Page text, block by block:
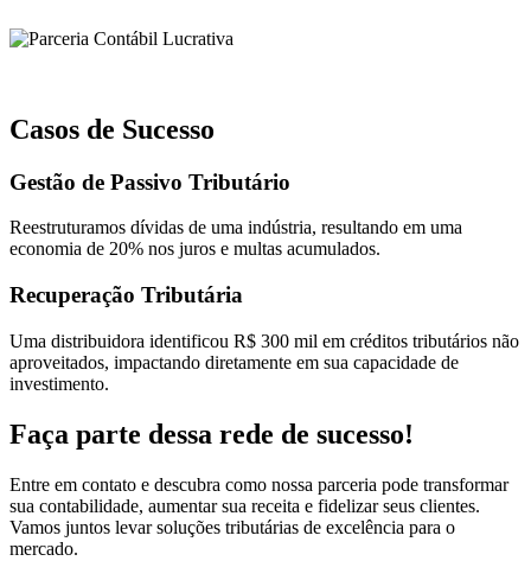
Casos de Sucesso
Gestão de Passivo Tributário
Reestruturamos dívidas de uma indústria, resultando em uma
economia de 20% nos juros e multas acumulados.
Recuperação Tributária
Uma distribuidora identificou R$ 300 mil em créditos tributários não
aproveitados, impactando diretamente em sua capacidade de
investimento​​.
Faça parte dessa rede de sucesso!
Entre em contato e descubra como nossa parceria pode transformar
sua contabilidade, aumentar sua receita e fidelizar seus clientes.
Vamos juntos levar soluções tributárias de excelência para o
mercado.